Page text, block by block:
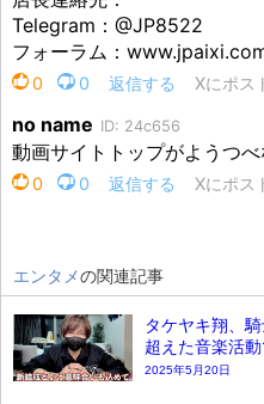
エンタメの関連記事
タケヤキ翔、
超えた音楽活
2025年5月20日